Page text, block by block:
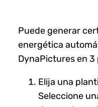
Puede generar
energética
DynaPictures en 3
Elija una
Seleccione